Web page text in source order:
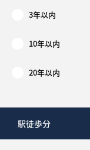
3年以内
10年以内
20年以内
駅徒歩分